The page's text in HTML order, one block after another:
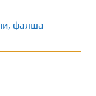
, фалша